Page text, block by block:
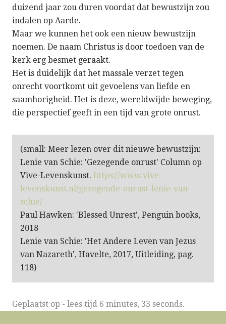
duizend jaar zou duren voordat dat bewustzijn zou
indalen op Aarde.
Maar we kunnen het ook een nieuw bewustzijn
noemen. De naam Christus is door toedoen van de
kerk erg besmet geraakt.
Het is duidelijk dat het massale verzet tegen
onrecht voortkomt uit gevoelens van liefde en
saamhorigheid. Het is deze, wereldwijde beweging,
die perspectief geeft in een tijd van grote onrust.
(small: Meer lezen over dit nieuwe bewustzijn:
Lenie van Schie: 'Gezegende onrust' Column op
Vive-Levenskunst. https://www.vive-
levenskunst.nl/gezegende-onrust-lenie-van-
schie/
Paul Hawken: 'Blessed Unrest', Penguin books,
2018
Lenie van Schie: 'Het Andere Leven van Jezus
van Nazareth', Havelte, 2017, Uitleiding, pag.
118)
Geplaatst op - lees tijd 6 minutes, 33 seconds.